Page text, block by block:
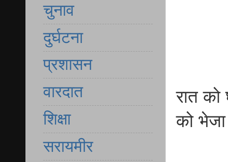
रात को
को भेजा
चुनाव
दुर्घटना
प्रशासन
वारदात
शिक्षा
सरायमीर